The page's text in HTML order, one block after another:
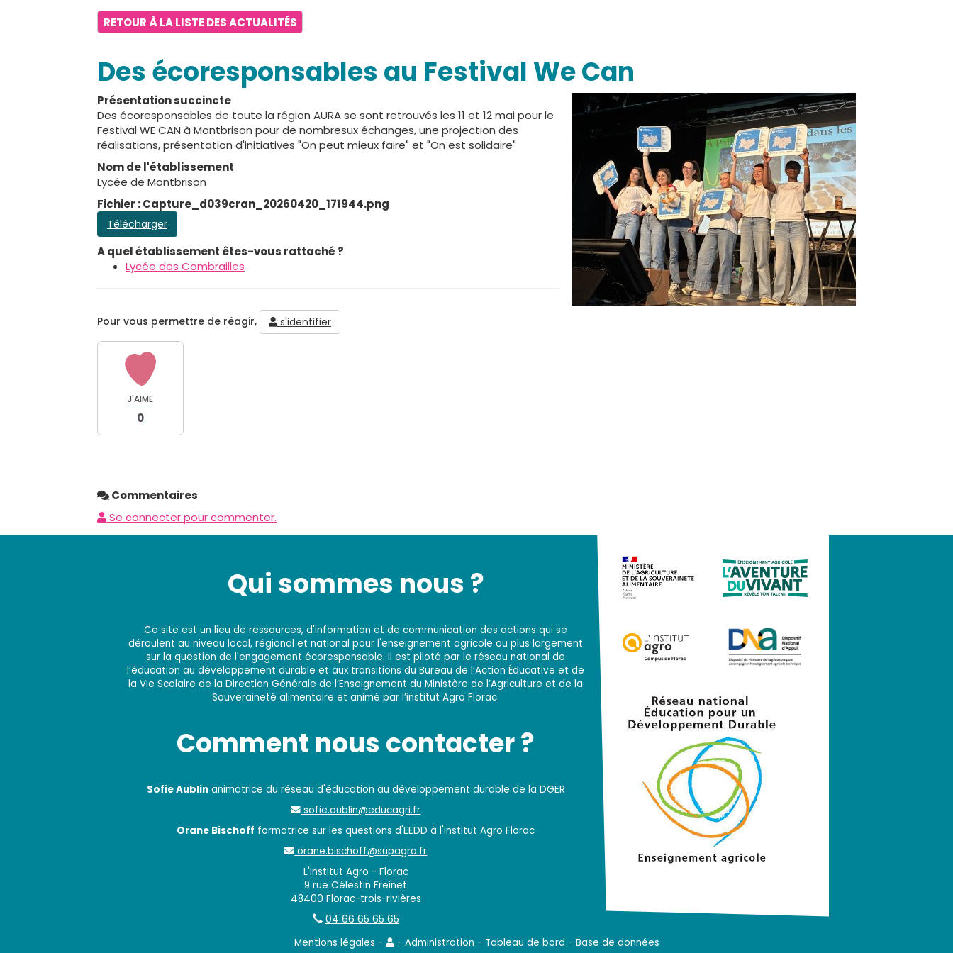
RETOUR À LA LISTE DES ACTUALITÉS
Des écoresponsables au Festival We Can
Présentation succincte
Des écoresponsables de toute la région AURA se sont retrouvés les 11 et 12 mai pour le
Festival WE CAN à Montbrison pour de nombresux échanges, une projection des
réalisations, présentation d'initiatives "On peut mieux faire" et "On est solidaire"
Nom de l'établissement
Lycée de Montbrison
Fichier : Capture_d039cran_20260420_171944.png
Télécharger
A quel établissement êtes-vous rattaché ?
Lycée des Combrailles
Pour vous permettre de réagir, s'identifier
J'AIME
0
Commentaires
Se connecter pour commenter.
Qui sommes nous ?
Ce site est un lieu de ressources, d'information et de communication des actions qui se
déroulent au niveau local, régional et national pour l'enseignement agricole ou plus largement
sur la question de l'engagement écoresponsable. Il est piloté par le réseau national de
l’éducation au développement durable et aux transitions du Bureau de l’Action Éducative et de
la Vie Scolaire de la Direction Générale de l’Enseignement du Ministère de l’Agriculture et de la
Souveraineté alimentaire et animé par l’institut Agro Florac.
Comment nous contacter ?
Sofie Aublinanimatrice du réseau d'éducation au développement durable de la DGER
sofie.aublin@educagri.fr
Orane Bischoff formatrice sur les questions d'EEDD à l'institut Agro Florac
orane.bischoff@supagro.fr
L'Institut Agro - Florac
9 rue Célestin Freinet
48400 Florac-trois-rivières
04 66 65 65 65
Mentions légales - - Administration - Tableau de bord - Base de données